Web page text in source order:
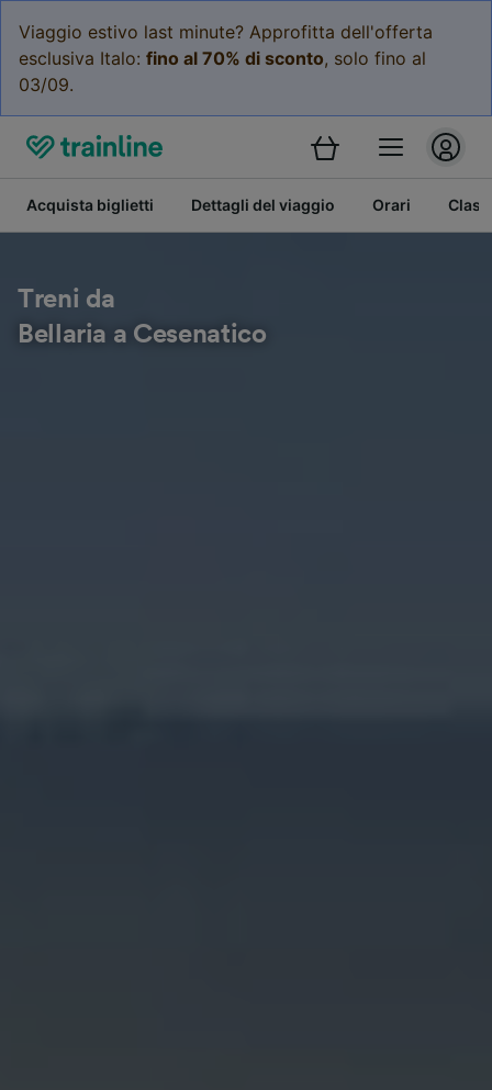
Viaggio estivo last minute? Approfitta dell'offerta
esclusiva Italo: fino al 70% di sconto, solo fino al
03/09.
Acquista biglietti Dettagli del viaggio Orari
Treni da
Bellaria a Cesenatico